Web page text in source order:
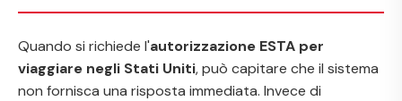
Quando si richiede l'autorizzazione ESTA per
viaggiare negli Stati Uniti, può capitare che il sistema
non fornisca una risposta immediata. Invece di